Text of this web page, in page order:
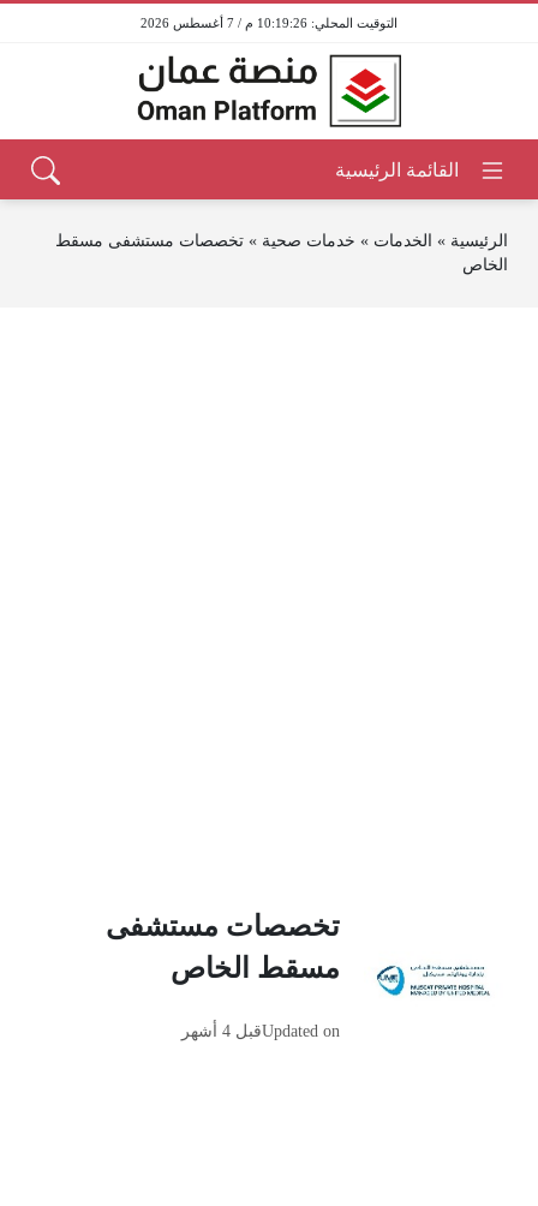
10:19:26 م / 7 أغسطس 2026
الرئيسية » الخدمات » خدمات صحية » تخصصات مستشفى مسقط
الخاص
تخصصات مستشفى
مسقط الخاص
Updated onقبل 4 أشهر